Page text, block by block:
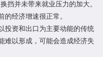
挡并未带来就业压力的加大。
的经济增速很正常。
投资和出口为主要动能的传统
难以形成，可能会造成经济失